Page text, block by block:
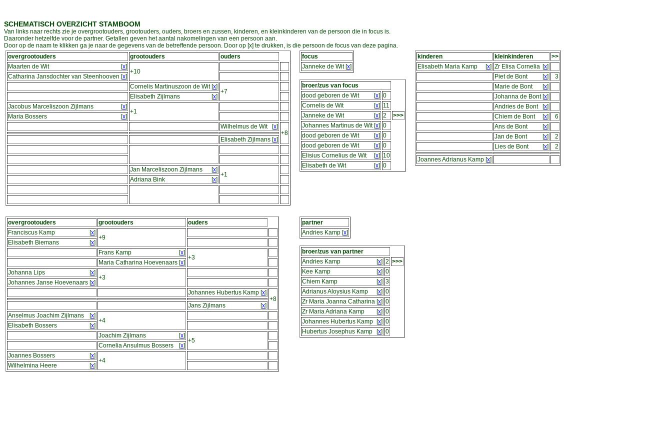
SCHEMATISCH OVERZICHT STAMBOOM
Van links naar rechts zie je overgrootouders, grootouders, ouders, broers en zussen, kinderen, en kleinkinderen van de persoon die in focus is.
Daaronder hetzelfde voor de partner. Getallen geven het aantal nakomelingen van een persoon aan.
Door op de naam te klikken ga je naar de gegevens van de betreffende persoon. Door op [x] te drukken, is die persoon de focus van deze pagina.
overgrootouders
grootouders
ouders
Maarten de Wit
[x]
+10
Catharina Jansdochter van Steenhooven [x]
Cornelis Martinuszoon de Wit[x]
+7
Elisabeth Zijlmans [x]
Jacobus Marceliszoon Zijlmans
[x]
+1
Maria Bossers [x]
Wilhelmus de Wit
[x]
+8
Elisabeth Zijlmans [x]
Jan Marceliszoon Zijlmans [x]
+1
Adriana Bink [x]
focus
Janneke de Wit[x]
broer/zus van focus
dood geboren de Wit
[x] 0
Cornelis de Wit
[x] 11
Janneke de Wit
[x] 2
>>>
Johannes Martinus de Wit[x] 0
dood geboren de Wit
[x] 0
dood geboren de Wit
[x] 0
Elisius Cornelius de Wit
[x] 10
Elisabeth de Wit
[x] 0
kinderen kleinkinderen
>>
Elisabeth Maria Kamp
[x] Zr Elisa Cornelia [x]
Piet de Bont
[x]
3
Marie de Bont
[x]
Johanna de Bont[x]
Andries de Bont
[x]
Chiem de Bont
[x]
6
Ans de Bont
[x]
Jan de Bont
[x]
2
Lies de Bont
[x]
2
Joannes Adrianus Kamp [x]
overgrootouders grootouders
ouders
Franciscus Kamp
[x]
+9
Elisabeth Biemans [x]
Frans Kamp
[x]
+3
Maria Catharina Hoevenaars [x]
Johanna Lips
[x]
+3
Johannes Janse Hoevenaars [x]
Johannes Hubertus Kamp [x]
+8
Jans Zijlmans
[x]
Anselmus Joachim Zijlmans
[x]
+4
Elisabeth Bossers [x]
Joachim Zijlmans
[x]
+5
Cornelia Ansulmus Bossers [x]
Joannes Bossers
[x]
+4
Wilhelmina Heere [x]
partner
Andries Kamp [x]
broer/zus van partner
Andries Kamp
[x] 2 >>>
Kee Kamp
[x] 0
Chiem Kamp
[x] 3
Adrianus Aloysius Kamp
[x] 0
Zr Maria Joanna Catharina [x] 0
Zr Maria Adriana Kamp
[x] 0
Johannes Hubertus Kamp [x] 0
Hubertus Josephus Kamp
[x] 0